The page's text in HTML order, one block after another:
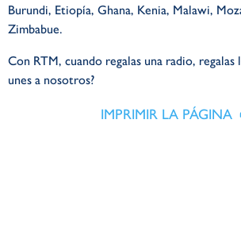
Burundi, Etiopía, Ghana, Kenia, Malawi,
Zimbabue.
Con RTM, cuando regalas una radio, regalas
unes a nosotros?
IMPRIMIR LA PÁGINA